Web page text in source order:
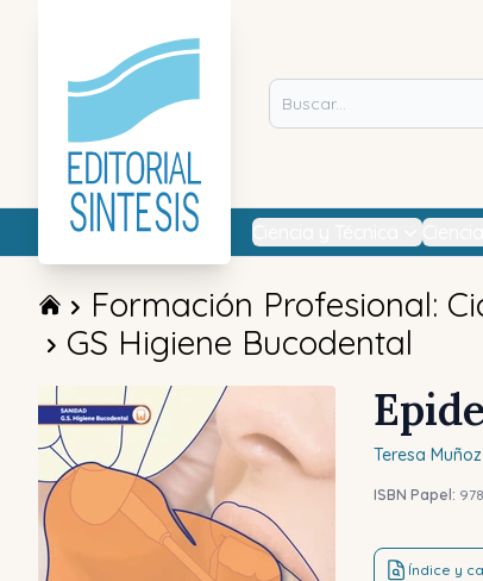
Formación Profesional:
GS Higiene Bucodental
Teresa
ISBN Papel:
Índice y